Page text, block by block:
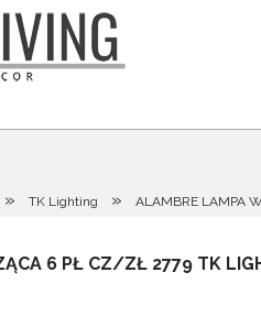
» TK Lighting » ALAMBRE LAMPA
6 PŁ CZ/ZŁ 2779 TK